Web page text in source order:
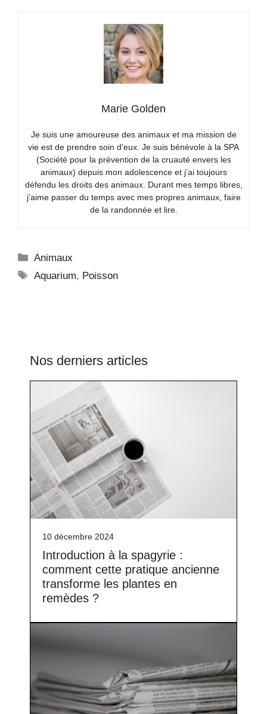
Marie Golden
Je suis une amoureuse des animaux et ma mission de
vie est de prendre soin d’eux. Je suis bénévole à la SPA
(Société pour la prévention de la cruauté envers les
animaux) depuis mon adolescence et j’ai toujours
défendu les droits des animaux. Durant mes temps libres,
j’aime passer du temps avec mes propres animaux, faire
de la randonnée et lire.
Catégories
Animaux
Étiquettes
Aquarium, Poisson
Nos derniers articles
10 décembre 2024
Introduction à la spagyrie :
comment cette pratique ancienne
transforme les plantes en
remèdes ?